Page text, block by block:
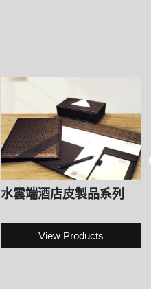
水雲端酒店皮製品系列
View Products